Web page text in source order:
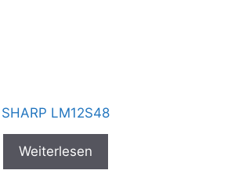
SHARP LM12S48
Weiterlesen